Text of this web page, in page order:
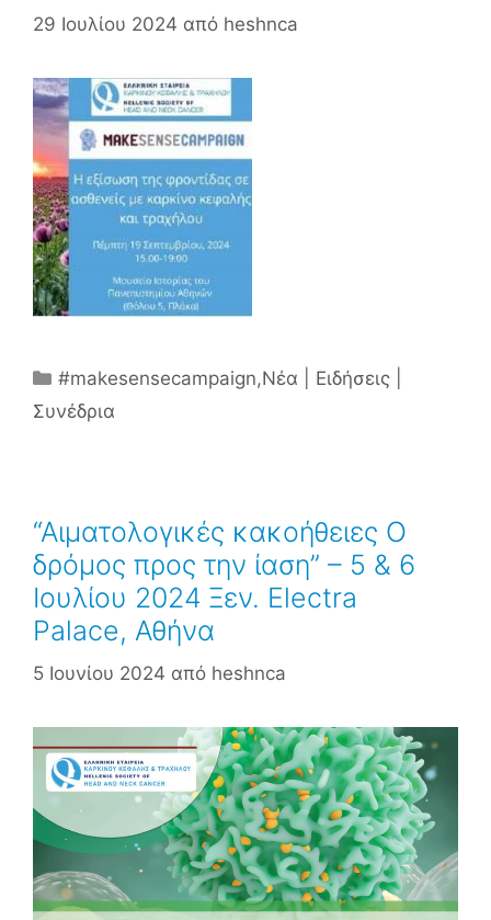
29 Ιουλίου 2024 από heshnca
Κατηγορίες
#makesensecampaign,Νέα | Ειδήσεις |
Συνέδρια
“Αιματολογικές κακοήθειες Ο
δρόμος προς την ίαση” – 5 & 6
Ιουλίου 2024 Ξεν. Electra
Palace, Αθήνα
5 Ιουνίου 2024 από heshnca